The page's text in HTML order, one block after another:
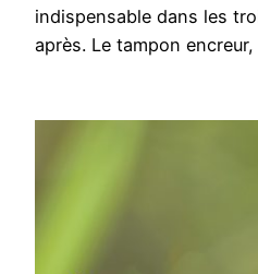
indispensable dans les
après. Le tampon